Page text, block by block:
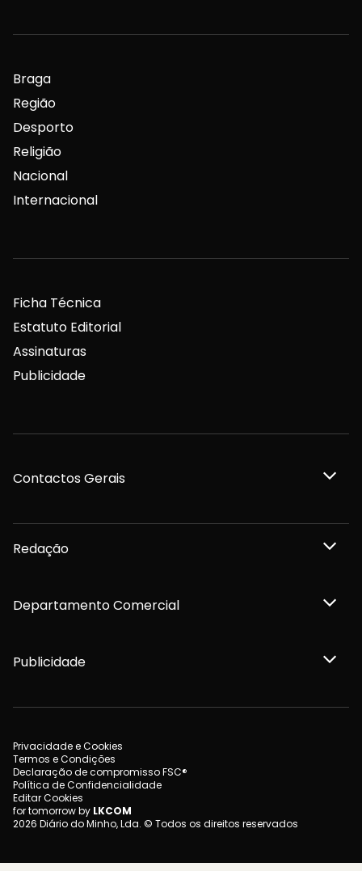
Braga
Região
Desporto
Religião
Nacional
Internacional
Ficha Técnica
Estatuto Editorial
Assinaturas
Publicidade
Contactos Gerais
Redação
Departamento Comercial
Publicidade
Privacidade e Cookies
Termos e Condições
Declaração de compromisso FSC®
Política de Confidencialidade
Editar Cookies
for tomorrow by LKCOM
2026 Diário do Minho, Lda. © Todos os direitos reservados